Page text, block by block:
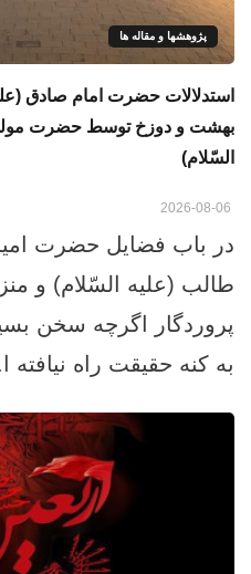
پژوهشها و مقاله ها
استدلالات حضرت امام صادق
بهشت و دوزخ توسط حضرت مولی
السّلام)
در باب فضایل حضرت
طالب (علیه السّلام) و
پروردگار اگرچه سخن
به کنه حقیقت راه نیافته